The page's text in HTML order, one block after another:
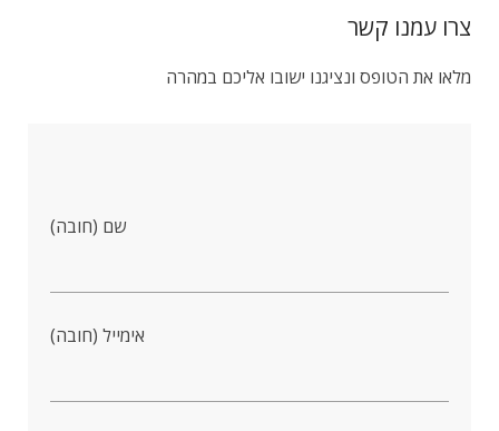
צרו עמנו קשר
מלאו את הטופס ונציגנו ישובו אליכם במהרה
שם (חובה)
אימייל (חובה)